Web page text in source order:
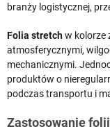
branży logistycznej,
Folia stretchw kolorze
atmosferycznymi,
mechanicznymi.
produktów o
podczas transportu i
Zastosowanie